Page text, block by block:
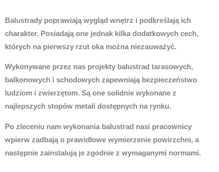
Balustrady poprawiają wygląd wnętrz i podkreślają ich
charakter. Posiadają one jednak kilka dodatkowych cech,
których na pierwszy rzut oka można niezauważyć.
Wykonywane przez nas projekty balustrad tarasowych,
balkonowych i schodowych zapewniają bezpieczeństwo
ludziom i zwierzętom. Są one solidnie wykonane z
najlepszych stopów metali dostępnych na rynku.
Po zleceniu nam wykonania balustrad nasi pracownicy
wpierw zadbają o prawidłowe wymierzenie powirzchni, a
następnie zainstalują je zgodnie z wymaganymi normami.